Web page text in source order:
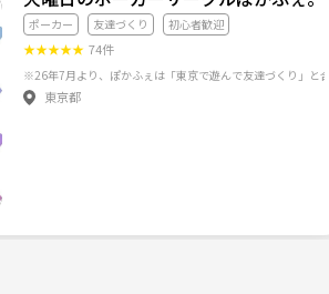
ポーカー 友達づくり 初心者歓迎
★★★★★ 74件
東京都